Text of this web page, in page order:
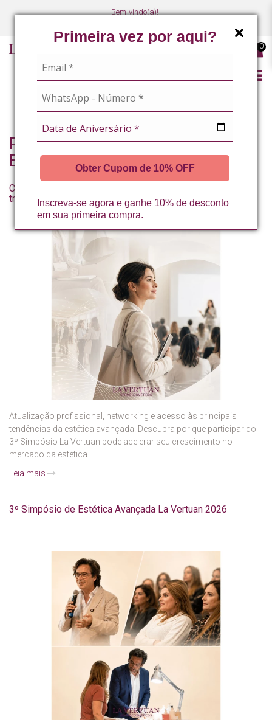
Primeira vez por aqui?
Obter Cupom de 10% OFF
Inscreva-se agora e ganhe 10% de desconto
em sua primeira compra.
Bem-vindo(a)!
0
Posts com as tags: Congresso de
Estética
Como participar de congressos de estética pode
transformar sua carreira
Atualização profissional, networking e acesso às principais
tendências da estética avançada. Descubra por que participar do
3º Simpósio La Vertuan pode acelerar seu crescimento no
mercado da estética.
Leia mais
3º Simpósio de Estética Avançada La Vertuan 2026